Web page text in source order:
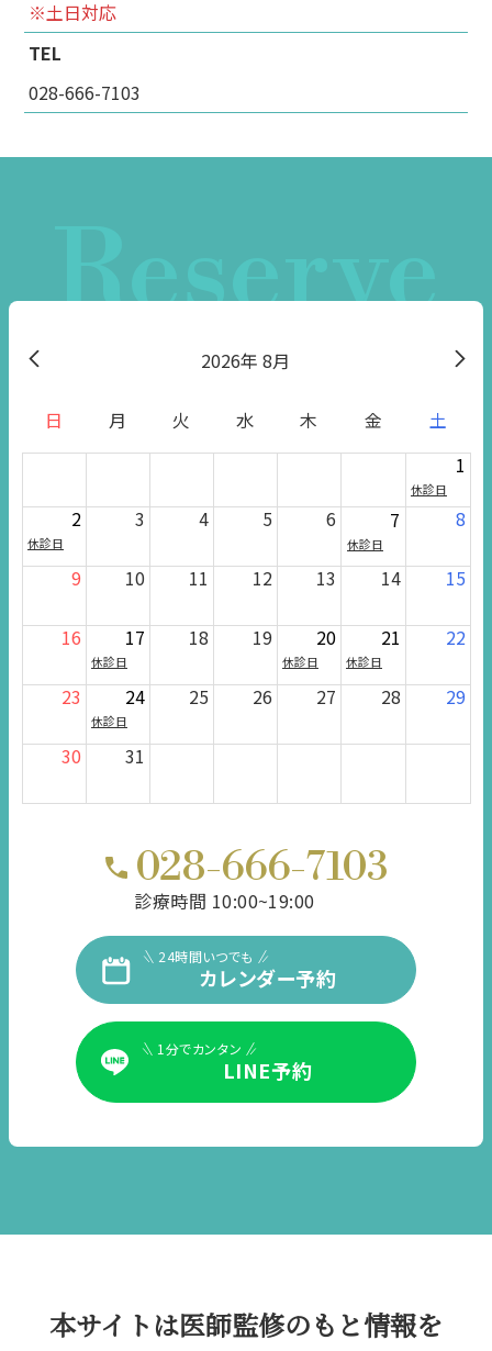
※土日対応
TEL
028-666-7103
Reserve
2026 8月
日 月 火 水 木 金
土
1
休診日
2
休診日
3 4 5 6 7
休診日
8
9 10 11 12 13 14 15
16 17
休診日
18 19 20
休診日
21
休診日
22
23 24
休診日
25 26 27 28 29
30 31
028-666-7103
診療時間 10:00~19:00
24時間いつでも
カレンダー予約
1分でカンタン
LINE予約
本サイトは医師監修のもと情報を